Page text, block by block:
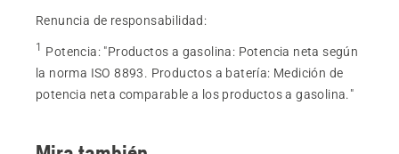
Renuncia de responsabilidad:
1 Potencia: "Productos a gasolina: Potencia neta según
la norma ISO 8893. Productos a batería: Medición de
potencia neta comparable a los productos a gasolina."